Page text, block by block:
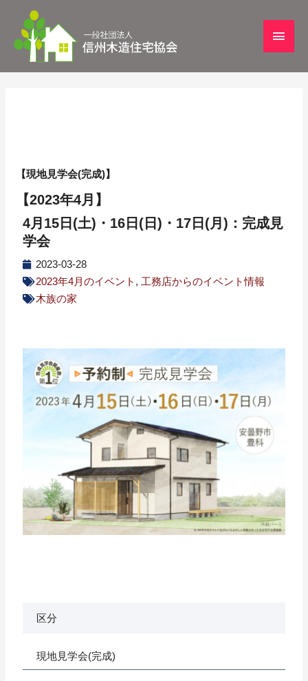
【現地見学会(完成)】
【2023年4月】
4月15日(土)・16日(日)・17日(月)：完成見
学会
2023-03-28
2023年4月のイベント , 工務店からのイベント情報
木族の家
区分
現地見学会(完成)